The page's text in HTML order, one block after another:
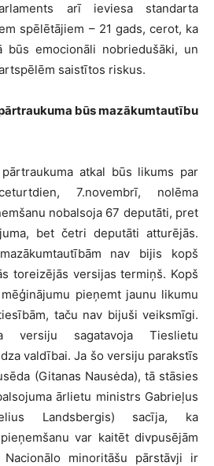
arī ieviesa standarta
spēlētājiem – 21 gads, cerot, ka
būs emocionāli nobriedušāki, un
saistītos riskus.
būs mazākumtautību
atkal būs likums par
7.novembrī, nolēma
nobalsoja 67 deputāti, pret
bet četri deputāti atturējās.
nav bijis kopš
toreizējās versijas termiņš. Kopš
pieņemt jaunu likumu
taču nav bijuši veiksmīgi.
versiju sagatavoja Tieslietu
valdībai. Ja šo versiju parakstīs
(Gitanas Nausėda), tā stāsies
ārlietu ministrs Gabrieļus
Landsbergis) sacīja, ka
var kaitēt divpusējām
minoritāšu pārstāvji ir